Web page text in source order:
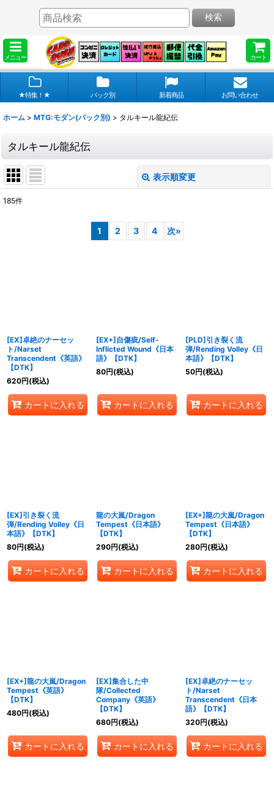
メニュー カート
検索
★特集！★ パック別 新着商品 お問い合わせ
ホーム > MTG:モダン(パック別) > タルキール龍紀伝
タルキール龍紀伝
表示順変更
185件
1 2 3 4 次»
[EX]卓絶のナーセッ
ト/Narset
Transcendent《英語》
【DTK】
620円(税込)
カートに入れる
[EX+]自傷疵/Self-
Inflicted Wound《日本
語》【DTK】
80円(税込)
カートに入れる
[PLD]引き裂く流
弾/Rending Volley《日
本語》【DTK】
50円(税込)
カートに入れる
[EX]引き裂く流
弾/Rending Volley《日
本語》【DTK】
80円(税込)
カートに入れる
龍の大嵐/Dragon
Tempest《日本語》
【DTK】
290円(税込)
カートに入れる
[EX+]龍の大嵐/Dragon
Tempest《日本語》
【DTK】
280円(税込)
カートに入れる
[EX+]龍の大嵐/Dragon
Tempest《英語》
【DTK】
480円(税込)
カートに入れる
[EX]集合した中
隊/Collected
Company《英語》
【DTK】
680円(税込)
カートに入れる
[EX]卓絶のナーセッ
ト/Narset
Transcendent《日本
語》【DTK】
320円(税込)
カートに入れる